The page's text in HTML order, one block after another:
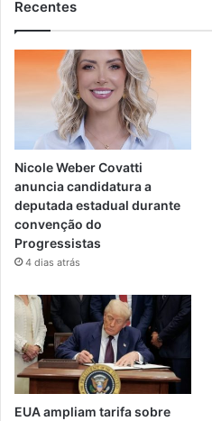
Recentes
Nicole Weber Covatti
anuncia candidatura a
deputada estadual durante
convenção do
Progressistas
4 dias atrás
EUA ampliam tarifa sobre